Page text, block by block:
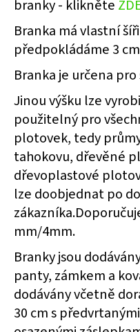
branky - klikněte
Branka má vlastní
předpokládáme 3
Branka je určena
Jinou výšku lze
použitelný pro
plotovek, tedy
tahokovu, dřevěné
dřevoplastové
lze doobjednat po
mm/4mm.
Branky jsou
panty, zámkem a
dodávány včetně
30 cm s
m
e
BRANKA
PILOFOR
SUPER
ŠÍŘKA
1094MM,
SVAŘOVANÝ
PANEL
2D,
50X200MM,
FAB
V.
1980
MM
9
385
Kč